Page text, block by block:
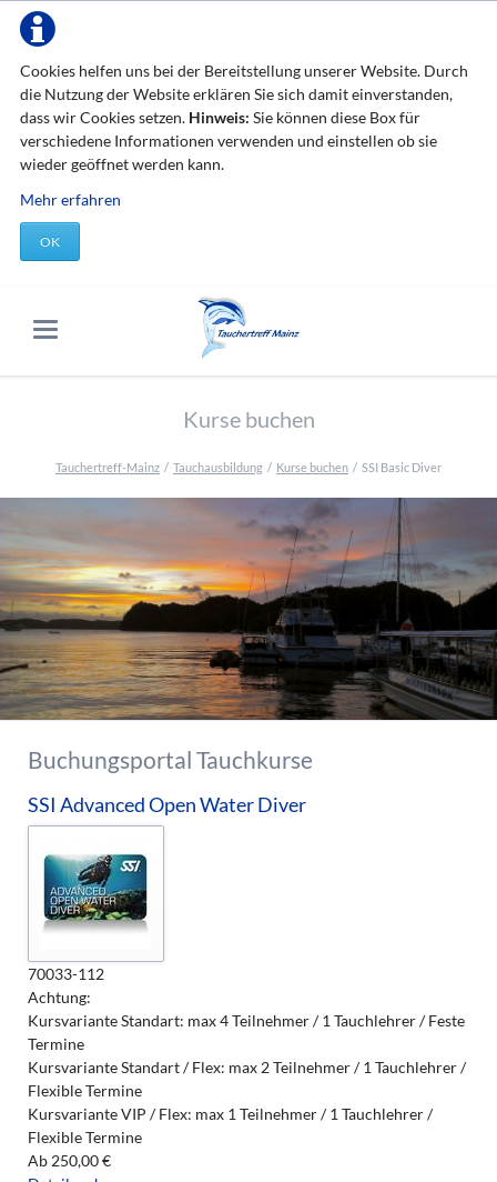
Cookies helfen uns bei der Bereitstellung unserer Website. Durch
die Nutzung der Website erklären Sie sich damit einverstanden,
dass wir Cookies setzen. Hinweis: Sie können diese Box für
verschiedene Informationen verwenden und einstellen ob sie
wieder geöffnet werden kann.
Mehr erfahren
OK
Kurse buchen
Tauchertreff-Mainz Tauchausbildung Kurse buchen SSI Basic Diver
Buchungsportal Tauchkurse
SSI Advanced Open Water Diver
70033-112
Achtung:
Kursvariante Standart: max 4 Teilnehmer / 1 Tauchlehrer / Feste
Termine
Kursvariante Standart / Flex: max 2 Teilnehmer / 1 Tauchlehrer /
Flexible Termine
Kursvariante VIP / Flex: max 1 Teilnehmer / 1 Tauchlehrer /
Flexible Termine
Ab250,00€